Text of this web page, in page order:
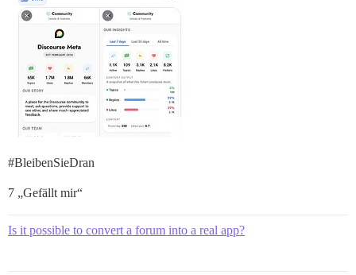
#BleibenSieDran
7 „Gefällt mir“
Is it possible to convert a forum into a real app?